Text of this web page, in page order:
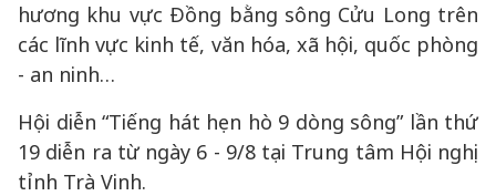
hương khu vực Đồng bằng sông Cửu Long trên
các lĩnh vực kinh tế, văn hóa, xã hội, quốc phòng
- an ninh…
Hội diễn “Tiếng hát hẹn hò 9 dòng sông” lần thứ
19 diễn ra từ ngày 6 - 9/8 tại Trung tâm Hội nghị
tỉnh Trà Vinh.